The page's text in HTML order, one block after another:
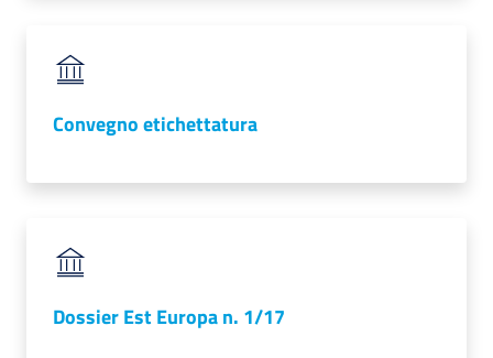
Promozione
Innovazione
Imprese
Convegno etichettatura
Dossier Est Europa n. 1/17